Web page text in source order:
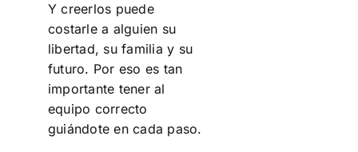
Y creerlos puede
costarle a alguien su
libertad, su familia y su
futuro. Por eso es tan
importante tener al
equipo correcto
guiándote en cada paso.